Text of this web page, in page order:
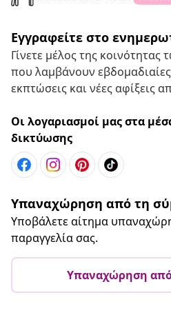
Εγγραφείτε στο
Γίνετε μέλος της
που λαμβάνουν
εκπτώσεις και νέες αφίξεις
Οι λογαριασμοί μας στα
δικτύωσης
Υπαναχώρηση από τη
Υποβάλετε αίτημα
παραγγελία σας.
Υπαναχώρηση